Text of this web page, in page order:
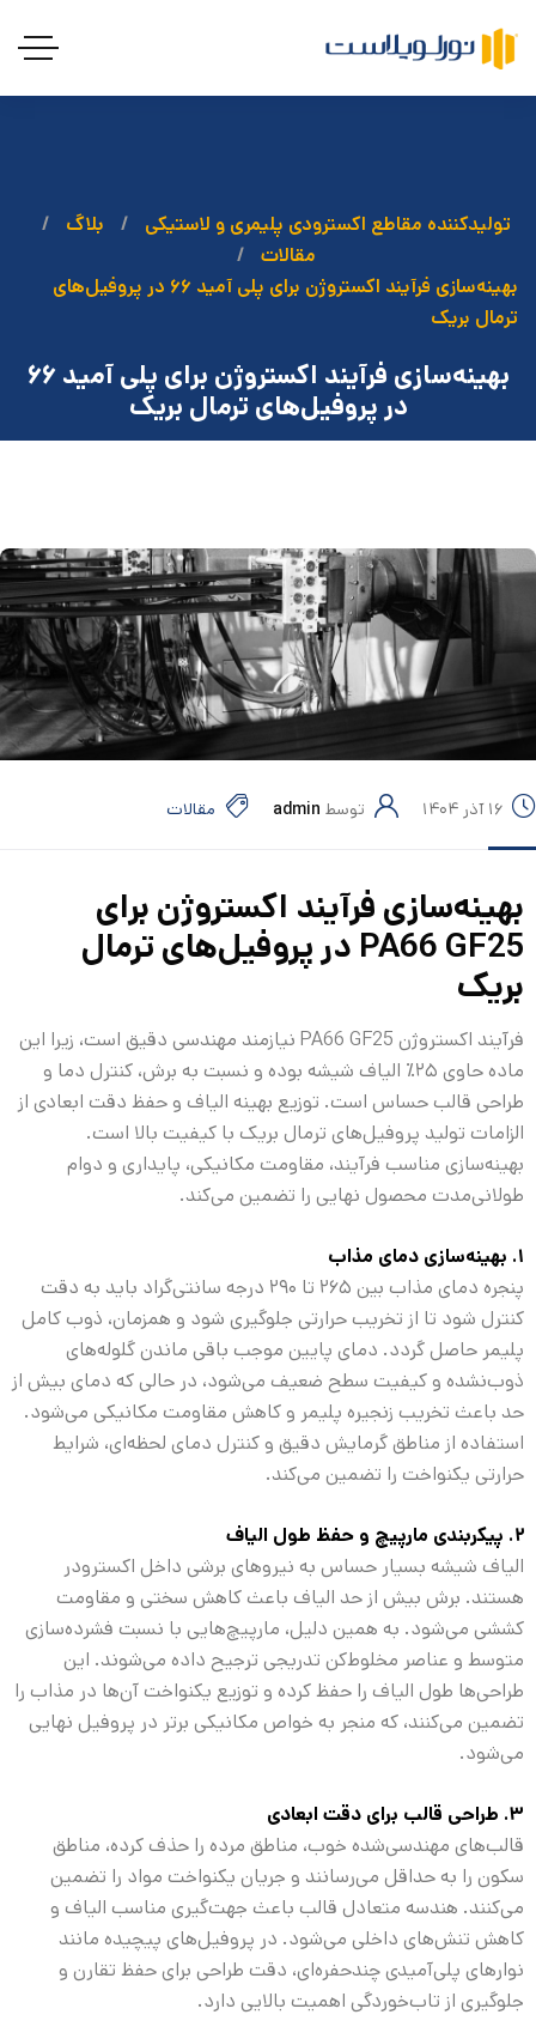
تولیدکننده مقاطع اکسترودی پلیمری و لاستیکی
بلاگ
مقالات
بهینه‌سازی فرآیند اکستروژن برای پلی آمید ۶۶ در پروفیل‌های
ترمال بریک
بهینه‌سازی فرآیند اکستروژن برای پلی آمید ۶۶
در پروفیل‌های ترمال بریک
۱۶ آذر ۱۴۰۴ توسط admin مقالات
بهینه‌سازی فرآیند اکستروژن برای
PA66 GF25 در پروفیل‌های ترمال
بریک
فرآیند اکستروژن PA66 GF25 نیازمند مهندسی دقیق است، زیرا این
ماده حاوی ۲۵٪ الیاف شیشه بوده و نسبت به برش، کنترل دما و
طراحی قالب حساس است. توزیع بهینه الیاف و حفظ دقت ابعادی از
الزامات تولید پروفیل‌های ترمال بریک با کیفیت بالا است.
بهینه‌سازی مناسب فرآیند، مقاومت مکانیکی، پایداری و دوام
طولانی‌مدت محصول نهایی را تضمین می‌کند.
۱. بهینه‌سازی دمای مذاب
پنجره دمای مذاب بین ۲۶۵ تا ۲۹۰ درجه سانتی‌گراد باید به دقت
کنترل شود تا از تخریب حرارتی جلوگیری شود و همزمان، ذوب کامل
پلیمر حاصل گردد. دمای پایین موجب باقی ماندن گلوله‌های
ذوب‌نشده و کیفیت سطح ضعیف می‌شود، در حالی که دمای بیش از
حد باعث تخریب زنجیره پلیمر و کاهش مقاومت مکانیکی می‌شود.
استفاده از مناطق گرمایش دقیق و کنترل دمای لحظه‌ای، شرایط
حرارتی یکنواخت را تضمین می‌کند.
۲. پیکربندی مارپیچ و حفظ طول الیاف
الیاف شیشه بسیار حساس به نیروهای برشی داخل اکسترودر
هستند. برش بیش از حد الیاف باعث کاهش سختی و مقاومت
کششی می‌شود. به همین دلیل، مارپیچ‌هایی با نسبت فشرده‌سازی
متوسط و عناصر مخلوط‌کن تدریجی ترجیح داده می‌شوند. این
طراحی‌ها طول الیاف را حفظ کرده و توزیع یکنواخت آن‌ها در مذاب را
تضمین می‌کنند، که منجر به خواص مکانیکی برتر در پروفیل نهایی
می‌شود.
۳. طراحی قالب برای دقت ابعادی
قالب‌های مهندسی‌شده خوب، مناطق مرده را حذف کرده، مناطق
سکون را به حداقل می‌رسانند و جریان یکنواخت مواد را تضمین
می‌کنند. هندسه متعادل قالب باعث جهت‌گیری مناسب الیاف و
کاهش تنش‌های داخلی می‌شود. در پروفیل‌های پیچیده مانند
نوارهای پلی‌آمیدی چندحفره‌ای، دقت طراحی برای حفظ تقارن و
جلوگیری از تاب‌خوردگی اهمیت بالایی دارد.